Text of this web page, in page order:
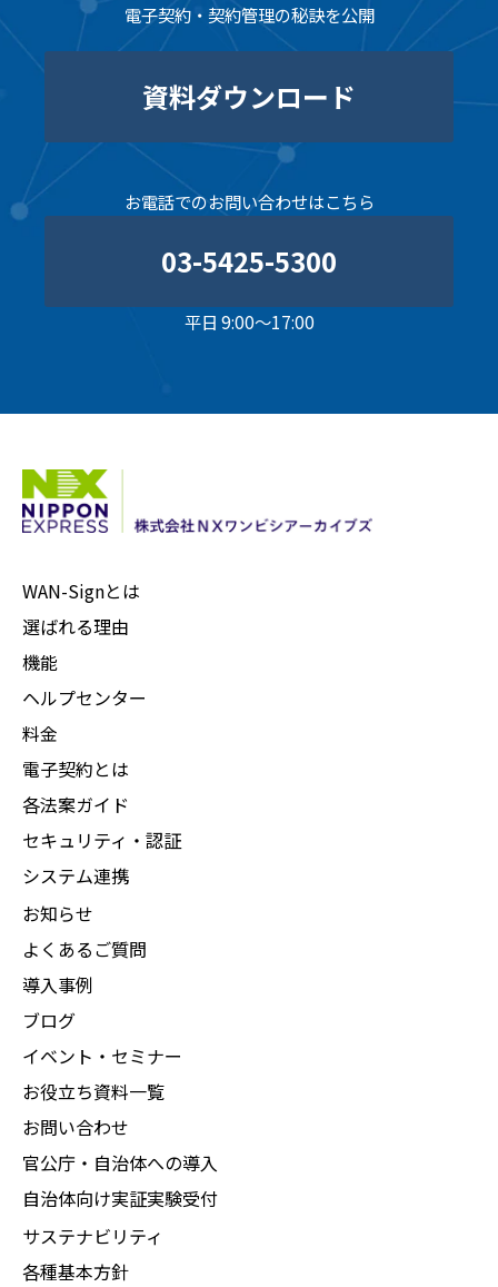
電子契約・契約管理の秘訣を公開
資料ダウンロード
お電話でのお問い合わせはこちら
03-5425-5300
平日 9:00～17:00
WAN-Signとは
選ばれる理由
機能
ヘルプセンター
料金
電子契約とは
各法案ガイド
セキュリティ・認証
システム連携
お知らせ
よくあるご質問
導入事例
ブログ
イベント・セミナー
お役立ち資料一覧
お問い合わせ
官公庁・自治体への導入
自治体向け実証実験受付
サステナビリティ
各種基本方針